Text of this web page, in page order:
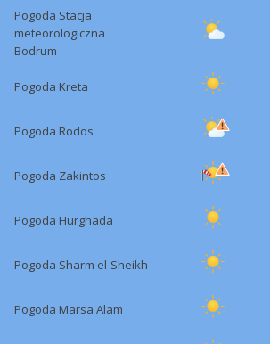
Pogoda Stacja
meteorologiczna
Bodrum
Pogoda Kreta
Pogoda Rodos
Pogoda Zakintos
Pogoda Hurghada
Pogoda Sharm el-Sheikh
Pogoda Marsa Alam